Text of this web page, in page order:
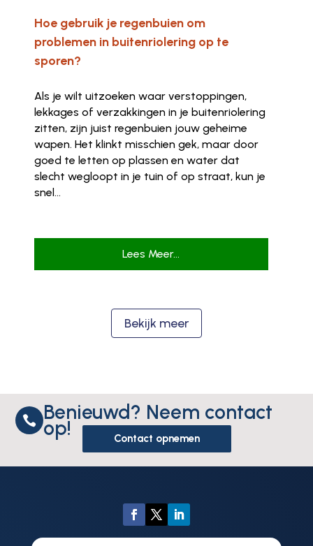
Hoe gebruik je regenbuien om
problemen in buitenriolering op te
sporen?
Als je wilt uitzoeken waar verstoppingen,
lekkages of verzakkingen in je buitenriolering
zitten, zijn juist regenbuien jouw geheime
wapen. Het klinkt misschien gek, maar door
goed te letten op plassen en water dat
slecht wegloopt in je tuin of op straat, kun je
snel...
Lees Meer...
Bekijk meer
 Benieuwd? Neem contact
op! Contact opnemen